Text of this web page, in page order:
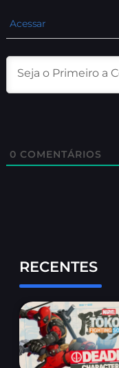
Acessar
0 COMENTÁRIOS
RECENTES